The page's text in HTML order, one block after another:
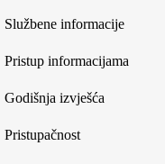
Službene informacije
Pristup informacijama
Godišnja izvješća
Pristupačnost